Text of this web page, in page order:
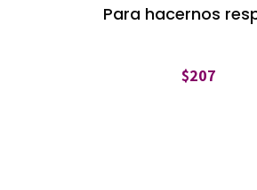
Para hacernos
$207